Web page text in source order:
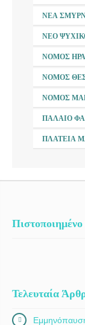
ΝΈΑ
ΝΈΟ
ΝΟΜΌΣ
ΝΟΜΌΣ
ΝΟΜΌΣ
ΠΑΛΑΙΌ
ΠΛΑΤΕΊΑ
Τελευταία